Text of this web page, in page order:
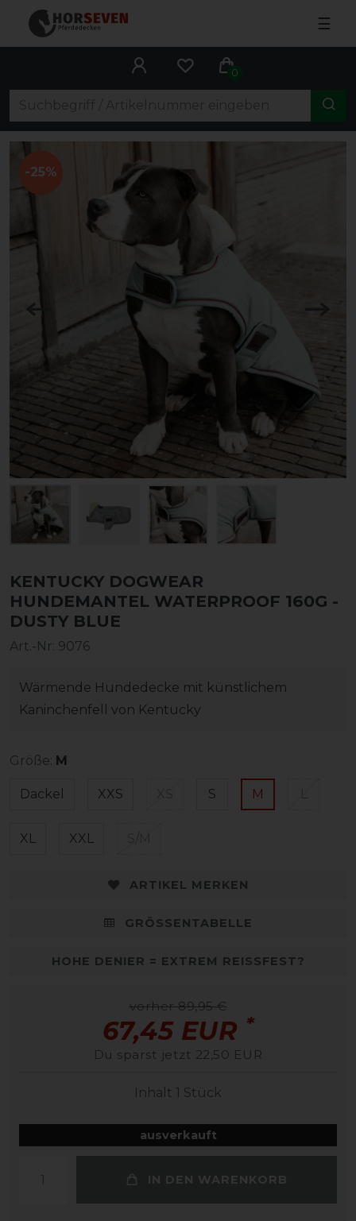
☰
0
-25%
KENTUCKY DOGWEAR
HUNDEMANTEL WATERPROOF 160G -
DUSTY BLUE
Art.-Nr: 9076
Wärmende Hundedecke mit künstlichem
Kaninchenfell von Kentucky
Größe: M
Dackel XXS S M
XL XXL
ARTIKEL MERKEN
GRÖSSENTABELLE
HOHE DENIER = EXTREM REISSFEST?
vorher 89,95 €
67,45 EUR *
Du sparst jetzt 22,50 EUR
Inhalt 1 Stück
ausverkauft
IN DEN WARENKORB